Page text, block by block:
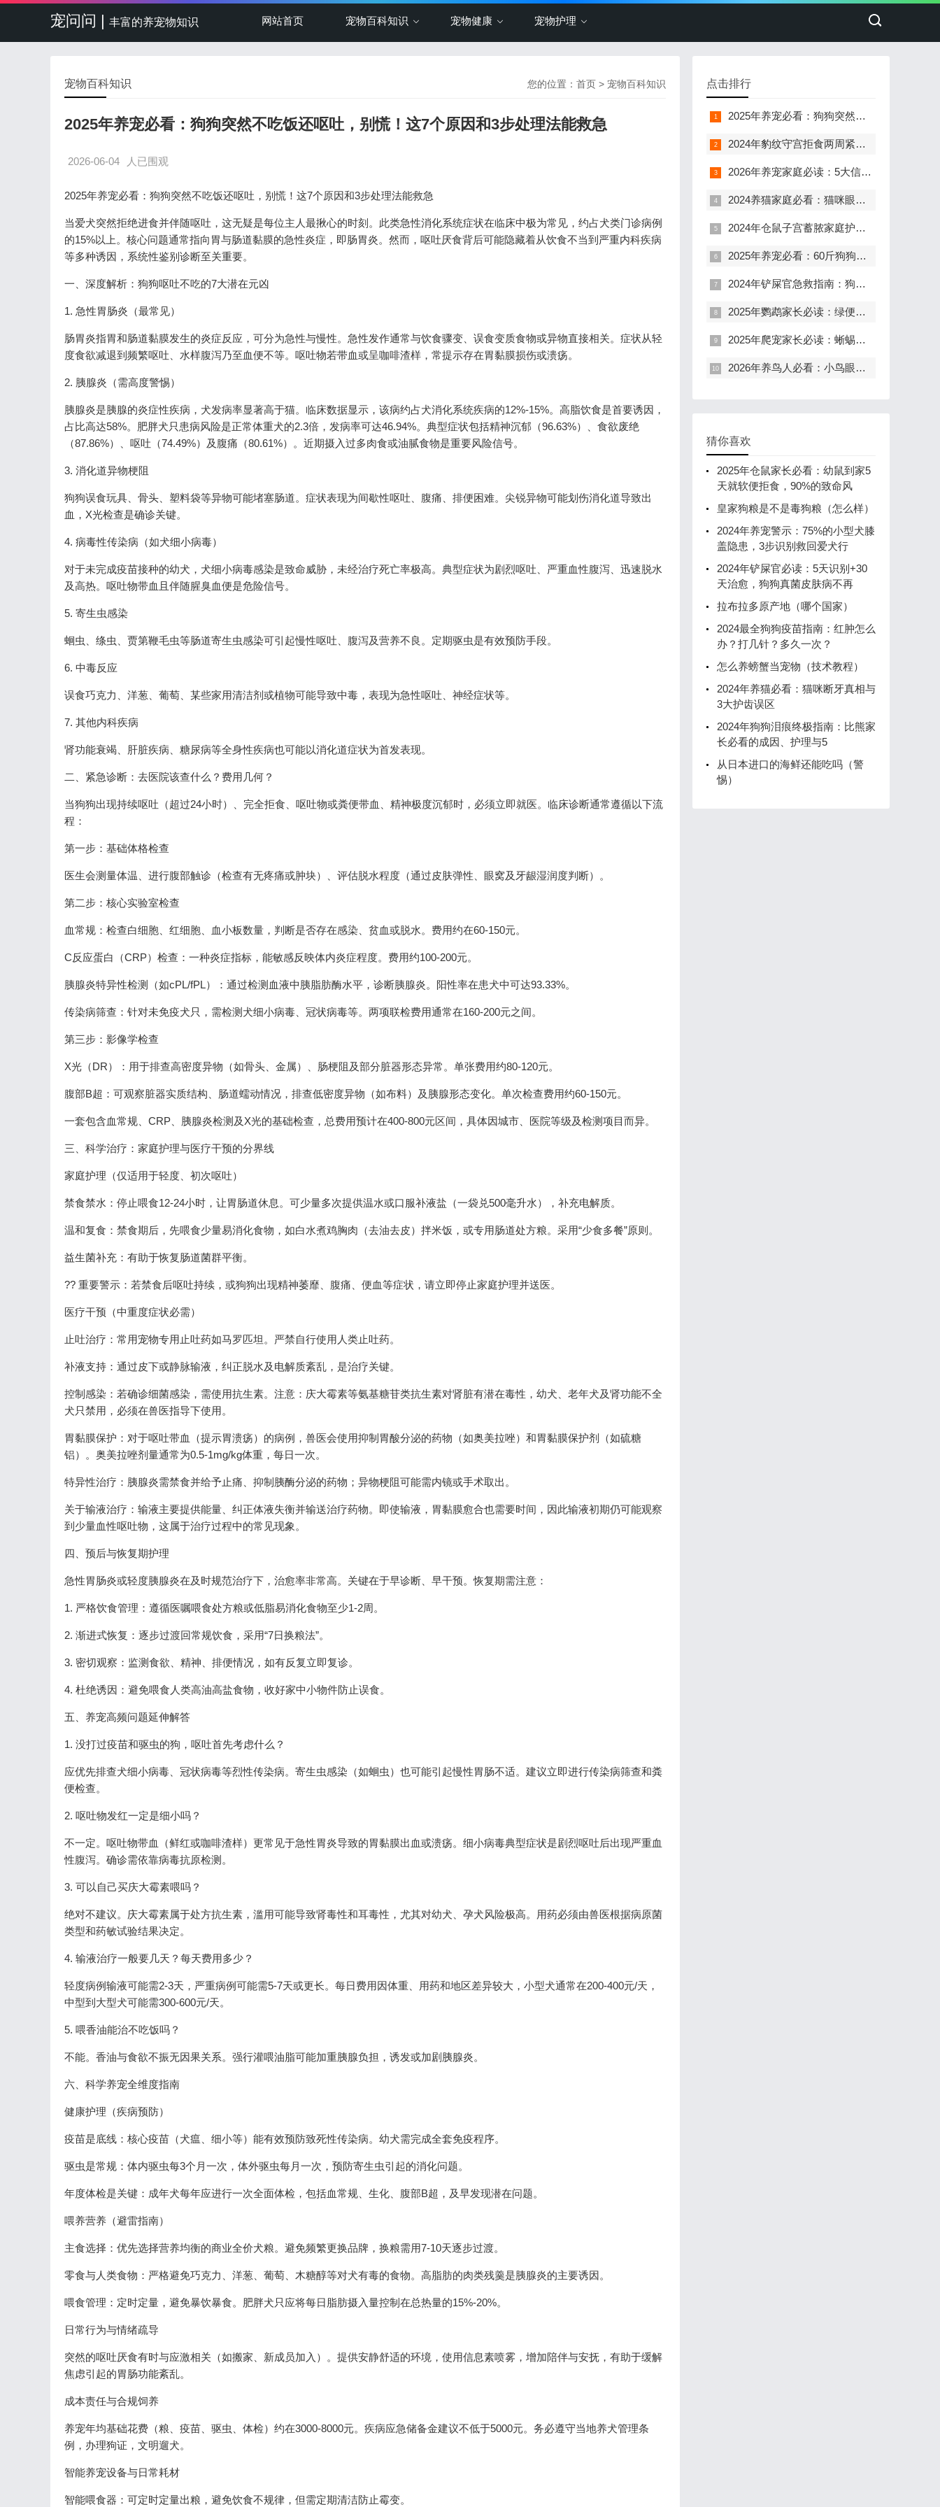
宠问问 | 丰富的养宠物知识 网站首页 宠物百科知识 宠物健康 宠物护理
您的位置： 首页 > 宠物百科知识
宠物百科知识
2025年养宠必看：狗狗突然不吃饭还呕吐，别慌！这7个原因和3步处理法能救急
2026-06-04 人已围观
2025年养宠必看：狗狗突然不吃饭还呕吐，别慌！这7个原因和3步处理法能救急
当爱犬突然拒绝进食并伴随呕吐，这无疑是每位主人最揪心的时刻。此类急性消化系统症状在临床中极为常见，约占犬类门诊病例
的15%以上。核心问题通常指向胃与肠道黏膜的急性炎症，即肠胃炎。然而，呕吐厌食背后可能隐藏着从饮食不当到严重内科疾病
等多种诱因，系统性鉴别诊断至关重要。
一、深度解析：狗狗呕吐不吃的7大潜在元凶
1. 急性胃肠炎（最常见）
肠胃炎指胃和肠道黏膜发生的炎症反应，可分为急性与慢性。急性发作通常与饮食骤变、误食变质食物或异物直接相关。症状从轻
度食欲减退到频繁呕吐、水样腹泻乃至血便不等。呕吐物若带血或呈咖啡渣样，常提示存在胃黏膜损伤或溃疡。
2. 胰腺炎（需高度警惕）
胰腺炎是胰腺的炎症性疾病，犬发病率显著高于猫。临床数据显示，该病约占犬消化系统疾病的12%-15%。高脂饮食是首要诱因，
占比高达58%。肥胖犬只患病风险是正常体重犬的2.3倍，发病率可达46.94%。典型症状包括精神沉郁（96.63%）、食欲废绝
（87.86%）、呕吐（74.49%）及腹痛（80.61%）。近期摄入过多肉食或油腻食物是重要风险信号。
3. 消化道异物梗阻
狗狗误食玩具、骨头、塑料袋等异物可能堵塞肠道。症状表现为间歇性呕吐、腹痛、排便困难。尖锐异物可能划伤消化道导致出
血，X光检查是确诊关键。
4. 病毒性传染病（如犬细小病毒）
对于未完成疫苗接种的幼犬，犬细小病毒感染是致命威胁，未经治疗死亡率极高。典型症状为剧烈呕吐、严重血性腹泻、迅速脱水
及高热。呕吐物带血且伴随腥臭血便是危险信号。
5. 寄生虫感染
蛔虫、绦虫、贾第鞭毛虫等肠道寄生虫感染可引起慢性呕吐、腹泻及营养不良。定期驱虫是有效预防手段。
6. 中毒反应
误食巧克力、洋葱、葡萄、某些家用清洁剂或植物可能导致中毒，表现为急性呕吐、神经症状等。
7. 其他内科疾病
肾功能衰竭、肝脏疾病、糖尿病等全身性疾病也可能以消化道症状为首发表现。
二、紧急诊断：去医院该查什么？费用几何？
当狗狗出现持续呕吐（超过24小时）、完全拒食、呕吐物或粪便带血、精神极度沉郁时，必须立即就医。临床诊断通常遵循以下流
程：
第一步：基础体格检查
医生会测量体温、进行腹部触诊（检查有无疼痛或肿块）、评估脱水程度（通过皮肤弹性、眼窝及牙龈湿润度判断）。
第二步：核心实验室检查
血常规：检查白细胞、红细胞、血小板数量，判断是否存在感染、贫血或脱水。费用约在60-150元。
C反应蛋白（CRP）检查：一种炎症指标，能敏感反映体内炎症程度。费用约100-200元。
胰腺炎特异性检测（如cPL/fPL）：通过检测血液中胰脂肪酶水平，诊断胰腺炎。阳性率在患犬中可达93.33%。
传染病筛查：针对未免疫犬只，需检测犬细小病毒、冠状病毒等。两项联检费用通常在160-200元之间。
第三步：影像学检查
X光（DR）：用于排查高密度异物（如骨头、金属）、肠梗阻及部分脏器形态异常。单张费用约80-120元。
腹部B超：可观察脏器实质结构、肠道蠕动情况，排查低密度异物（如布料）及胰腺形态变化。单次检查费用约60-150元。
一套包含血常规、CRP、胰腺炎检测及X光的基础检查，总费用预计在400-800元区间，具体因城市、医院等级及检测项目而异。
三、科学治疗：家庭护理与医疗干预的分界线
家庭护理（仅适用于轻度、初次呕吐）
禁食禁水：停止喂食12-24小时，让胃肠道休息。可少量多次提供温水或口服补液盐（一袋兑500毫升水），补充电解质。
温和复食：禁食期后，先喂食少量易消化食物，如白水煮鸡胸肉（去油去皮）拌米饭，或专用肠道处方粮。采用“少食多餐”原则。
益生菌补充：有助于恢复肠道菌群平衡。
?? 重要警示：若禁食后呕吐持续，或狗狗出现精神萎靡、腹痛、便血等症状，请立即停止家庭护理并送医。
医疗干预（中重度症状必需）
止吐治疗：常用宠物专用止吐药如马罗匹坦。严禁自行使用人类止吐药。
补液支持：通过皮下或静脉输液，纠正脱水及电解质紊乱，是治疗关键。
控制感染：若确诊细菌感染，需使用抗生素。注意：庆大霉素等氨基糖苷类抗生素对肾脏有潜在毒性，幼犬、老年犬及肾功能不全
犬只禁用，必须在兽医指导下使用。
胃黏膜保护：对于呕吐带血（提示胃溃疡）的病例，兽医会使用抑制胃酸分泌的药物（如奥美拉唑）和胃黏膜保护剂（如硫糖
铝）。奥美拉唑剂量通常为0.5-1mg/kg体重，每日一次。
特异性治疗：胰腺炎需禁食并给予止痛、抑制胰酶分泌的药物；异物梗阻可能需内镜或手术取出。
关于输液治疗：输液主要提供能量、纠正体液失衡并输送治疗药物。即使输液，胃黏膜愈合也需要时间，因此输液初期仍可能观察
到少量血性呕吐物，这属于治疗过程中的常见现象。
四、预后与恢复期护理
急性胃肠炎或轻度胰腺炎在及时规范治疗下，治愈率非常高。关键在于早诊断、早干预。恢复期需注意：
1. 严格饮食管理：遵循医嘱喂食处方粮或低脂易消化食物至少1-2周。
2. 渐进式恢复：逐步过渡回常规饮食，采用“7日换粮法”。
3. 密切观察：监测食欲、精神、排便情况，如有反复立即复诊。
4. 杜绝诱因：避免喂食人类高油高盐食物，收好家中小物件防止误食。
五、养宠高频问题延伸解答
1. 没打过疫苗和驱虫的狗，呕吐首先考虑什么？
应优先排查犬细小病毒、冠状病毒等烈性传染病。寄生虫感染（如蛔虫）也可能引起慢性胃肠不适。建议立即进行传染病筛查和粪
便检查。
2. 呕吐物发红一定是细小吗？
不一定。呕吐物带血（鲜红或咖啡渣样）更常见于急性胃炎导致的胃黏膜出血或溃疡。细小病毒典型症状是剧烈呕吐后出现严重血
性腹泻。确诊需依靠病毒抗原检测。
3. 可以自己买庆大霉素喂吗？
绝对不建议。庆大霉素属于处方抗生素，滥用可能导致肾毒性和耳毒性，尤其对幼犬、孕犬风险极高。用药必须由兽医根据病原菌
类型和药敏试验结果决定。
4. 输液治疗一般要几天？每天费用多少？
轻度病例输液可能需2-3天，严重病例可能需5-7天或更长。每日费用因体重、用药和地区差异较大，小型犬通常在200-400元/天，
中型到大型犬可能需300-600元/天。
5. 喂香油能治不吃饭吗？
不能。香油与食欲不振无因果关系。强行灌喂油脂可能加重胰腺负担，诱发或加剧胰腺炎。
六、科学养宠全维度指南
健康护理（疾病预防）
疫苗是底线：核心疫苗（犬瘟、细小等）能有效预防致死性传染病。幼犬需完成全套免疫程序。
驱虫是常规：体内驱虫每3个月一次，体外驱虫每月一次，预防寄生虫引起的消化问题。
年度体检是关键：成年犬每年应进行一次全面体检，包括血常规、生化、腹部B超，及早发现潜在问题。
喂养营养（避雷指南）
主食选择：优先选择营养均衡的商业全价犬粮。避免频繁更换品牌，换粮需用7-10天逐步过渡。
零食与人类食物：严格避免巧克力、洋葱、葡萄、木糖醇等对犬有毒的食物。高脂肪的肉类残羹是胰腺炎的主要诱因。
喂食管理：定时定量，避免暴饮暴食。肥胖犬只应将每日脂肪摄入量控制在总热量的15%-20%。
日常行为与情绪疏导
突然的呕吐厌食有时与应激相关（如搬家、新成员加入）。提供安静舒适的环境，使用信息素喷雾，增加陪伴与安抚，有助于缓解
焦虑引起的胃肠功能紊乱。
成本责任与合规饲养
养宠年均基础花费（粮、疫苗、驱虫、体检）约在3000-8000元。疾病应急储备金建议不低于5000元。务必遵守当地养犬管理条
例，办理狗证，文明遛犬。
智能养宠设备与日常耗材
智能喂食器：可定时定量出粮，避免饮食不规律，但需定期清洁防止霉变。
点击排行
2025年养宠必看：狗狗突然不吃饭还呕吐，别慌！这7个原因和3步处理法能救急
2024年豹纹守宫拒食两周紧急指南：温度超标10℃的致命信号
2026年养宠家庭必读：5大信号识别狗狗牙龈危机与科学应对指南
2024养猫家庭必看：猫咪眼部问题全解析与科学护理指南
2024年仓鼠子宫蓄脓家庭护理全攻略：从确诊到康复的7个关键步骤
2025年养宠必看：60斤狗狗右后腿皮肤问题，90%主人都会犯的3个错误
2024年铲屎官急救指南：狗狗头部受伤后异常肿包的72小时关键处理
2025年鹦鹉家长必读：绿便炸毛急救指南，避开这3个用药误区
2025年爬宠家长必读：蜥蜴尾巴变黑，是生病警报还是正常现象？
2026年养鸟人必看：小鸟眼睛红肿流泪的紧急处理与长期护理指南
猜你喜欢
2025年仓鼠家长必看：幼鼠到家5
天就软便拒食，90%的致命风
皇家狗粮是不是毒狗粮（怎么样）
2024年养宠警示：75%的小型犬膝
盖隐患，3步识别救回爱犬行
2024年铲屎官必读：5天识别+30
天治愈，狗狗真菌皮肤病不再
拉布拉多原产地（哪个国家）
2024最全狗狗疫苗指南：红肿怎么
办？打几针？多久一次？
怎么养螃蟹当宠物（技术教程）
2024年养猫必看：猫咪断牙真相与
3大护齿误区
2024年狗狗泪痕终极指南：比熊家
长必看的成因、护理与5
从日本进口的海鲜还能吃吗（警
惕）